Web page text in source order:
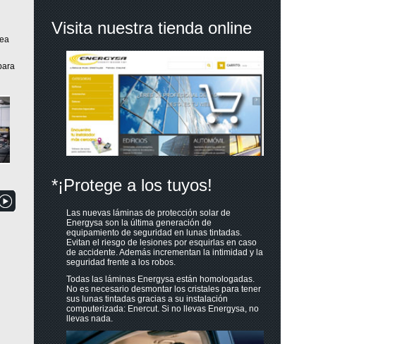
Visita nuestra tienda online
*¡Protege a los tuyos!
Las nuevas láminas de protección solar de
Energysa son la última generación de
equipamiento de seguridad en lunas tintadas.
Evitan el riesgo de lesiones por esquirlas en caso
de accidente. Además incrementan la intimidad y la
seguridad frente a los robos.
Todas las láminas Energysa están homologadas.
No es necesario desmontar los cristales para tener
sus lunas tintadas gracias a su instalación
computerizada: Enercut. Si no llevas Energysa, no
llevas nada.